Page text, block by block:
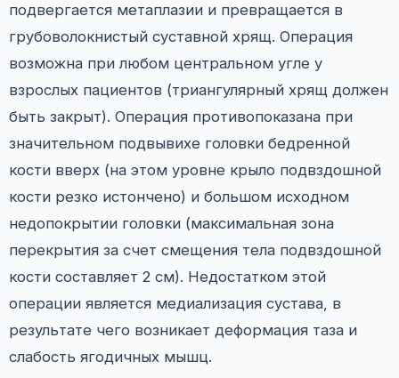
подвергается метаплазии и превращается в
грубоволокнистый суставной хрящ. Операция
возможна при любом центральном угле у
взрослых пациентов (триангулярный хрящ должен
быть закрыт). Операция противопоказана при
значительном подвывихе головки бедренной
кости вверх (на этом уровне крыло подвздошной
кости резко истончено) и большом исходном
недопокрытии головки (максимальная зона
перекрытия за счет смещения тела подвздошной
кости составляет 2 см). Недостатком этой
операции является медиализация сустава, в
результате чего возникает деформация таза и
слабость ягодичных мышц.